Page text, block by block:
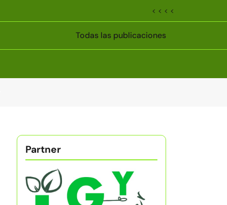
< < < <
Todas las publicaciones
Partner